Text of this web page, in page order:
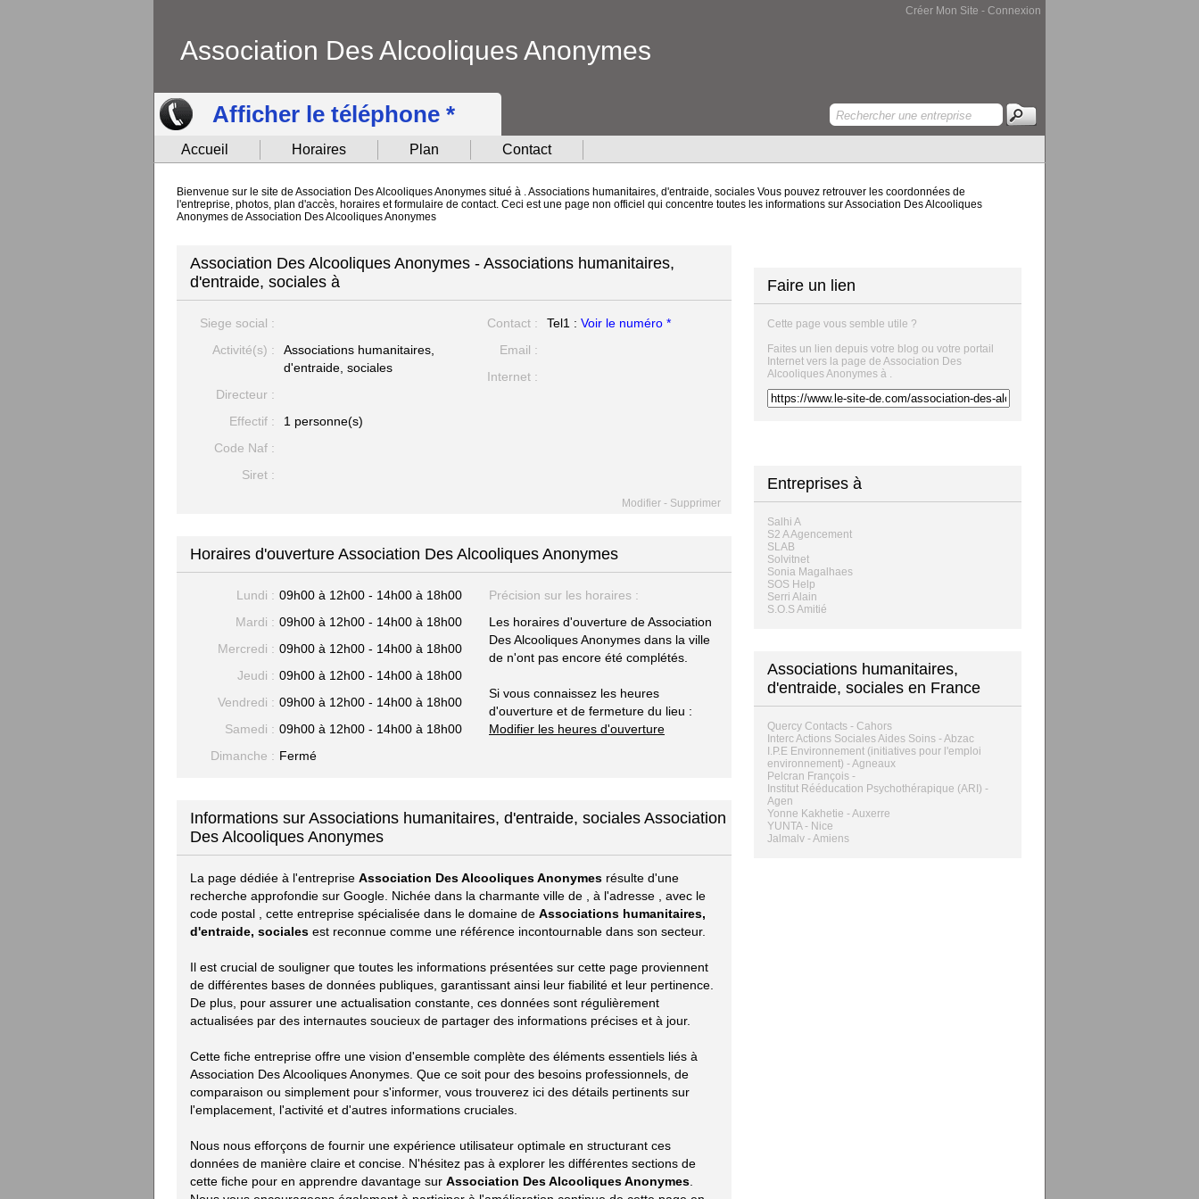
Créer Mon Site - Connexion
Association Des Alcooliques Anonymes
Afficher le téléphone *
Accueil Horaires Plan Contact
Bienvenue sur le site de Association Des Alcooliques Anonymes situé à . Associations humanitaires, d'entraide, sociales Vous pouvez retrouver les coordonnées de
l'entreprise, photos, plan d'accès, horaires et formulaire de contact. Ceci est une page non officiel qui concentre toutes les informations sur Association Des Alcooliques
Anonymes de Association Des Alcooliques Anonymes
Association Des Alcooliques Anonymes - Associations humanitaires,
d'entraide, sociales à
Siege social :
Activité(s) :
Associations humanitaires,
d'entraide, sociales
Directeur :
Effectif :
1 personne(s)
Code Naf :
Siret :
Contact : Tel1 : Voir le numéro *
Email :
Internet :
Modifier - Supprimer
Horaires d'ouverture Association Des Alcooliques Anonymes
Lundi : 09h00 à 12h00 - 14h00 à 18h00
Mardi : 09h00 à 12h00 - 14h00 à 18h00
Mercredi : 09h00 à 12h00 - 14h00 à 18h00
Jeudi : 09h00 à 12h00 - 14h00 à 18h00
Vendredi : 09h00 à 12h00 - 14h00 à 18h00
Samedi : 09h00 à 12h00 - 14h00 à 18h00
Dimanche : Fermé
Précision sur les horaires :
Les horaires d'ouverture de Association
Des Alcooliques Anonymes dans la ville
de n'ont pas encore été complétés.
Si vous connaissez les heures
d'ouverture et de fermeture du lieu :
Modifier les heures d'ouverture
Informations sur Associations humanitaires, d'entraide, sociales Association
Des Alcooliques Anonymes
La page dédiée à l'entreprise Association Des Alcooliques Anonymes résulte d'une
recherche approfondie sur Google. Nichée dans la charmante ville de
, à l'adresse
, avec le
code postal
, cette entreprise spécialisée dans le domaine de Associations humanitaires,
d'entraide, sociales est reconnue comme une référence incontournable dans son secteur.
Il est crucial de souligner que toutes les informations présentées sur cette page proviennent
de différentes bases de données publiques, garantissant ainsi leur fiabilité et leur pertinence.
De plus, pour assurer une actualisation constante, ces données sont régulièrement
actualisées par des internautes soucieux de partager des informations précises et à jour.
Cette fiche entreprise offre une vision d'ensemble complète des éléments essentiels liés à
Association Des Alcooliques Anonymes. Que ce soit pour des besoins professionnels, de
comparaison ou simplement pour s'informer, vous trouverez ici des détails pertinents sur
l'emplacement, l'activité et d'autres informations cruciales.
Nous nous efforçons de fournir une expérience utilisateur optimale en structurant ces
données de manière claire et concise. N'hésitez pas à explorer les différentes sections de
cette fiche pour en apprendre davantage sur Association Des Alcooliques Anonymes
Faire un lien
Cette page vous semble utile ?
Faites un lien depuis votre blog ou votre portail
Internet vers la page de Association Des
Alcooliques Anonymes à .
Entreprises à
Salhi A
S2 A Agencement
SLAB
Solvitnet
Sonia Magalhaes
SOS Help
Serri Alain
S.O.S Amitié
Associations humanitaires,
d'entraide, sociales en France
Quercy Contacts - Cahors
Interc Actions Sociales Aides Soins - Abzac
I.P.E Environnement (initiatives pour l'emploi
environnement) - Agneaux
Pelcran François -
Institut Rééducation Psychothérapique (ARI) -
Agen
Yonne Kakhetie - Auxerre
YUNTA - Nice
Jalmalv - Amiens